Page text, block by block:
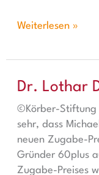
Weiterlesen »
Dr. Lothar
©Körber-Stiftung
sehr, dass
neuen Zugabe-
Gründer 60plus
Zugabe-Preises
Dr. Lothar Dittmer